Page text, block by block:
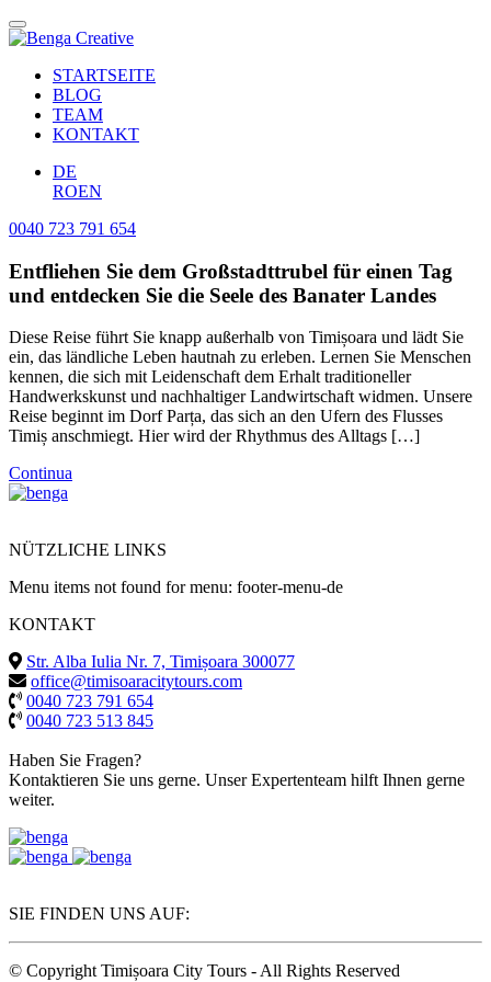
STARTSEITE
BLOG
TEAM
KONTAKT
DE
ROEN
0040 723 791 654
Entfliehen Sie dem Großstadttrubel für einen Tag
und entdecken Sie die Seele des Banater Landes
Diese Reise führt Sie knapp außerhalb von Timișoara und lädt Sie
ein, das ländliche Leben hautnah zu erleben. Lernen Sie Menschen
kennen, die sich mit Leidenschaft dem Erhalt traditioneller
Handwerkskunst und nachhaltiger Landwirtschaft widmen. Unsere
Reise beginnt im Dorf Parța, das sich an den Ufern des Flusses
Timiș anschmiegt. Hier wird der Rhythmus des Alltags […]
Continua
NÜTZLICHE LINKS
Menu items not found for menu: footer-menu-de
KONTAKT
Str. Alba Iulia Nr. 7, Timișoara 300077
office@timisoaracitytours.com
0040 723 791 654
0040 723 513 845
Haben Sie Fragen?
Kontaktieren Sie uns gerne. Unser Expertenteam hilft Ihnen gerne
weiter.
SIE FINDEN UNS AUF:
© Copyright Timișoara City Tours - All Rights Reserved